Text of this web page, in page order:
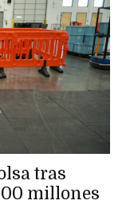
tras
millones